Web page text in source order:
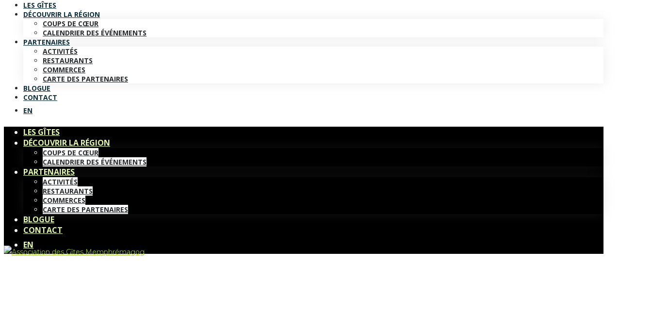
LES GÎTES
DÉCOUVRIR LA RÉGION
COUPS DE CŒUR
CALENDRIER DES ÉVÉNEMENTS
PARTENAIRES
ACTIVITÉS
RESTAURANTS
COMMERCES
CARTE DES PARTENAIRES
BLOGUE
CONTACT
EN
LES GÎTES
DÉCOUVRIR LA RÉGION
COUPS DE CŒUR
CALENDRIER DES ÉVÉNEMENTS
PARTENAIRES
ACTIVITÉS
RESTAURANTS
COMMERCES
CARTE DES PARTENAIRES
BLOGUE
CONTACT
EN